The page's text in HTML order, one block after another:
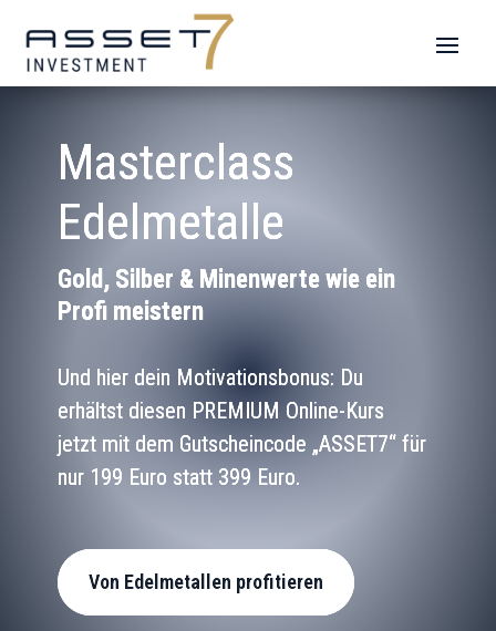
Masterclass
Edelmetalle
Gold, Silber & Minenwerte wie ein
Profi meistern
Und hier dein Motivationsbonus: Du
erhältst diesen PREMIUM Online-Kurs
jetzt mit dem Gutscheincode „ASSET7“ für
nur 199 Euro statt 399 Euro.
Von Edelmetallen profitieren